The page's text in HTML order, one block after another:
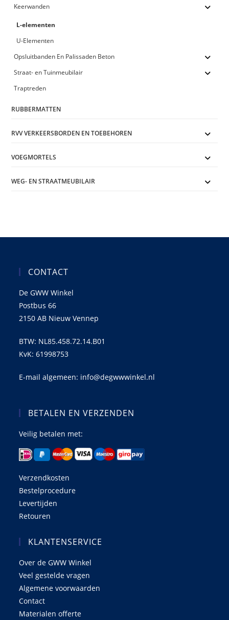
Keerwanden
L-elementen
U-Elementen
Opsluitbanden En Palissaden Beton
Straat- en Tuinmeubilair
Traptreden
RUBBERMATTEN
RVV VERKEERSBORDEN EN TOEBEHOREN
VOEGMORTELS
WEG- EN STRAATMEUBILAIR
CONTACT
De GWW Winkel
Postbus 66
2150 AB Nieuw Vennep
BTW: NL85.458.72.14.B01
KvK: 61998753
E-mail algemeen: info@degwwwinkel.nl
BETALEN EN VERZENDEN
Veilig betalen met:
Verzendkosten
Bestelprocedure
Levertijden
Retouren
KLANTENSERVICE
Over de GWW Winkel
Veel gestelde vragen
Algemene voorwaarden
Contact
Materialen offerte